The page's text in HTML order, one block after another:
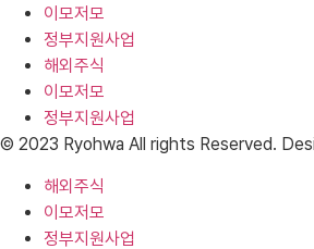
이모저모
정부지원사업
해외주식
이모저모
정부지원사업
© 2023 Ryohwa All rights Reserved.
해외주식
이모저모
정부지원사업